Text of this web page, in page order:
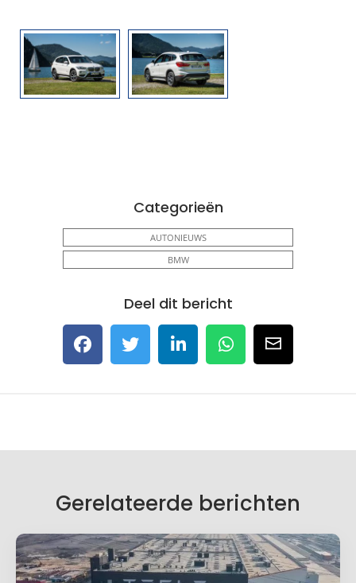
Categorieën
AUTONIEUWS
BMW
Deel dit bericht
Gerelateerde berichten